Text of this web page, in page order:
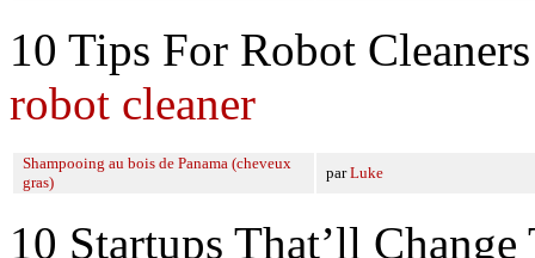
10 Tips For Robot
robot cleaner
Shampooing au bois de Panama (cheveux
gras)
parLuke
10 Startups That’ll